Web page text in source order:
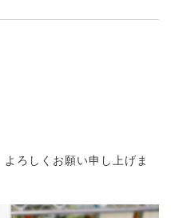
ろしくお願い申し上げま